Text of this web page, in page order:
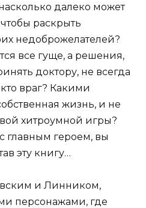
далеко может
раскрыть
недоброжелателей?
все гуще, а решения,
доктору, не всегда
враг? Какими
жизнь, и не
хитроумной игры?
главным героем, вы
эту книгу…
и Линником,
персонажами, где